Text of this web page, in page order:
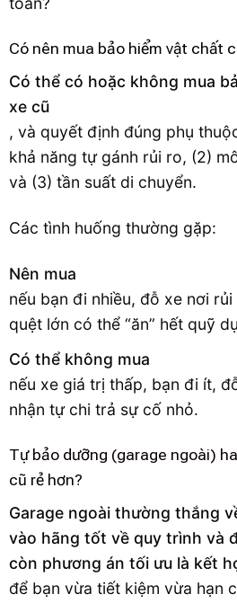
Có nên mua bảo hiểm vật chất
Có thể có hoặc không mua
xe cũ
, và quyết định đúng phụ
khả năng tự gánh rủi ro, (2)
và (3) tần suất di chuyển.
Các tình huống thường gặp:
Nên mua
nếu bạn đi nhiều, đỗ xe nơi
quệt lớn có thể “ăn” hết quỹ
Có thể không mua
nếu xe giá trị thấp, bạn đi ít,
nhận tự chi trả sự cố nhỏ.
Tự bảo dưỡng (garage ngoài)
cũ rẻ hơn?
Garage ngoài thường thắng
vào hãng tốt về quy trình và
còn phương án tối ưu là kết
để bạn vừa tiết kiệm vừa hạn